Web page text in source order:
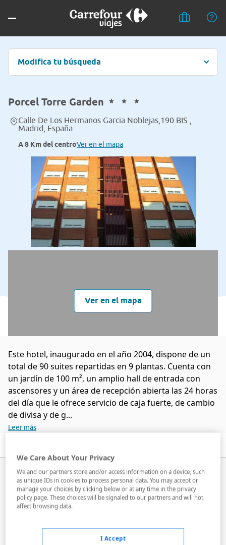
Modifica tu búsqueda
Porcel Torre Garden
Calle De Los Hermanos Garcia Noblejas,190 BIS ,
Madrid, España
A 8 Km del centroVer en el mapa
Ver en el mapa
Este hotel, inaugurado en el año 2004, dispone de un
total de 90 suites repartidas en 9 plantas. Cuenta con
un jardín de 100 m², un amplio hall de entrada con
ascensores y un área de recepción abierta las 24 horas
del día que le ofrece servicio de caja fuerte, de cambio
de divisa y de g...
Leer más
Servicios del alojamiento
Dispone de aparcamiento para clientes
We Care About Your Privacy
We and our partners store and/or access information on a device, such
as unique IDs in cookies to process personal data. You may accept or
manage your choices by clicking below or at any time in the privacy
policy page. These choices will be signaled to our partners and will not
affect browsing data.
I Accept